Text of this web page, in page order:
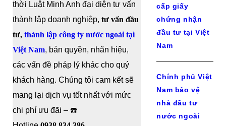
thời Luật Minh Anh đại diện tư vấn
thành lập doanh nghiệp, tư vấn đầu
tư, thành lập công ty nước ngoài tại
Việt Nam, bản quyền, nhãn hiệu,
các vấn đề pháp lý khác cho quý
khách hàng. Chúng tôi cam kết sẽ
mang lại dịch vụ tốt nhất với mức
chi phí ưu đãi – ☎️
cấp giấy
chứng nhận
đầu tư tại Việt
Nam
Chính phủ Việt
Nam bảo vệ
nhà đầu tư
nước ngoài